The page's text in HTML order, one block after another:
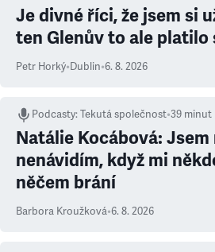
Je divné říci, že jsem si
ten Glenův to ale
Petr Horký•Dublin•6. 8. 2026
Podcasty:Tekutá společnost•39 minut
Natálie Kocábová: Jsem
nenávidím, když mi
něčem brání
Barbora Kroužková•6. 8. 2026